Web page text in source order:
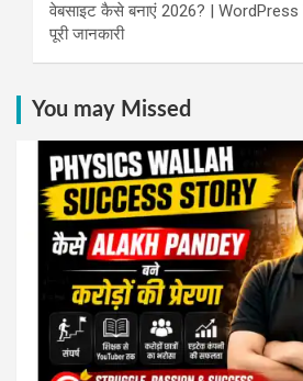
वेबसाइट कैसे बनाएं 2026? | WordPress
पूरी जानकारी
You may Missed